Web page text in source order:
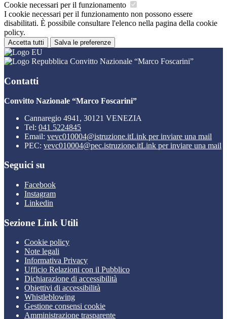
Cookie necessari per il funzionamento
I cookie necessari per il funzionamento non possono essere
disabilitati. È possibile consultare l'elenco nella pagina della cookie
policy.
Accetta tutti Salva le preferenze
Convitto Nazionale “Marco Foscarini”
Contatti
Convitto Nazionale “Marco Foscarini”
Cannaregio 4941, 30121 VENEZIA
Tel: 041 5224845
Email: vevc010004@istruzione.itLink per inviare una mail
PEC: vevc010004@pec.istruzione.itLink per inviare una mail
Seguici su
Facebook
Instagram
Linkedin
Sezione Link Utili
Cookie policy
Note legali
Informativa Privacy
Ufficio Relazioni con il Pubblico
Dichiarazione di accessibilità
Obiettivi di accessibilità
Whistleblowing
Gestione consensi cookie
Amministrazione trasparente